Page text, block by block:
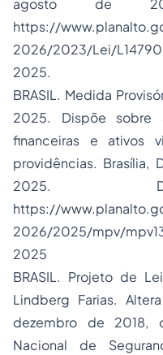
agosto de
https://
2026/2023/Lei/
2025.
BRASIL. Medida
2025. Dispõe sobre
financeiras e ativos
providências. Brasília,
2025.
https://
2026/2025/mpv/
2025
BRASIL. Projeto de
Lindberg Farias.
dezembro de 2018,
Nacional de